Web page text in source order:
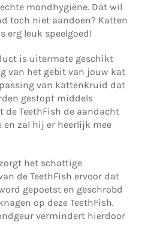
mondhygiëne. Dat wil
toch niet aandoen? Katten
erg leuk speelgoed!
is uitermate geschikt
van het gebit van jouw kat
van kattenkruid dat
gestopt middels
de TeethFish de aandacht
zal hij er heerlijk mee
het schattige
de TeethFish ervoor dat
gepoetst en geschrobd
op deze TeethFish.
vermindert hierdoor